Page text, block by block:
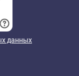
данных